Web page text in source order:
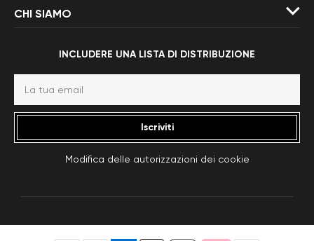
CHI SIAMO
INCLUDERE UNA LISTA DI DISTRIBUZIONE
Iscriviti
Modifica delle autorizzazioni dei cookie